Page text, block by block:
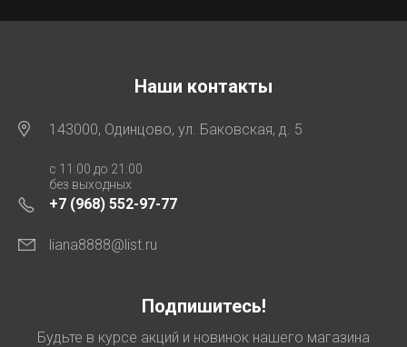
Наши контакты
143000, Одинцово, ул. Баковская, д. 5
с 11:00 до 21:00
без выходных
+7 (968) 552-97-77
liana8888@list.ru
Подпишитесь!
Будьте в курсе акций и новинок нашего магазина